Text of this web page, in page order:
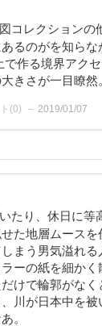
コレクション
るのがを知ら
作る境界アク
きさが一目瞭然
(0) 2019/01/07
たり、休日に等
た地層ムース
まう男気溢れ
ーの紙を細か
けで輪郭がな
川が日本中を
。